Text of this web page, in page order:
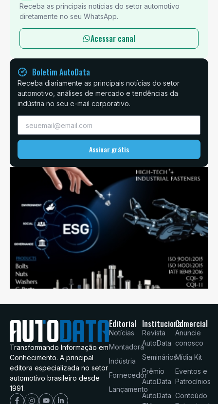
Receba as principais notícias do setor automotivo
diretamente no seu WhatsApp.
Acessar canal
Boletim AutoData
Receba diariamente as principais notícias do setor
automotivo, análises de mercado e tendências da
indústria no seu e-mail corporativo.
Assinar grátis
Transformando Informação em
Conhecimento. A principal
editora especializada no setor
automotivo brasileiro desde
1991.
Editorial
Notícias
Montadora
Indústria
Fornecedor
Lançamento
Institucional
Revista
AutoData
Seminários
Prêmio
AutoData
AutoData
Comercial
Anuncie
conosco
Mídia Kit
Eventos e
Patrocínios
Conteúdo